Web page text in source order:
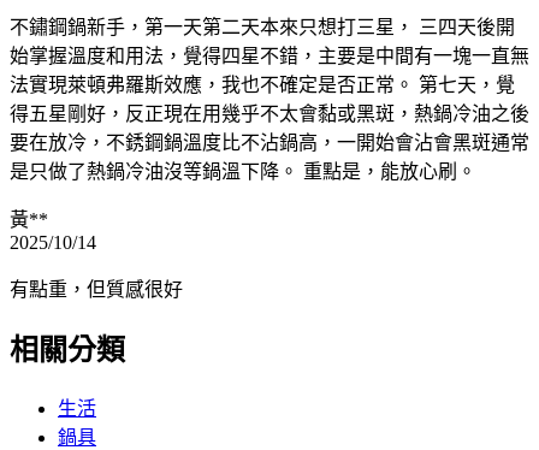
不鏽鋼鍋新手，第一天第二天本來只想打三星， 三四天後開
始掌握溫度和用法，覺得四星不錯，主要是中間有一塊一直無
法實現萊頓弗羅斯效應，我也不確定是否正常。 第七天，覺
得五星剛好，反正現在用幾乎不太會黏或黑斑，熱鍋冷油之後
要在放冷，不銹鋼鍋溫度比不沾鍋高，一開始會沾會黑斑通常
是只做了熱鍋冷油沒等鍋溫下降。 重點是，能放心刷。
黃**
2025/10/14
有點重，但質感很好
相關分類
生活
鍋具